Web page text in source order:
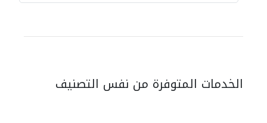
الخدمات المتوفرة من نفس التصنيف